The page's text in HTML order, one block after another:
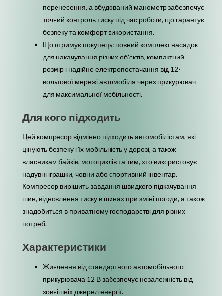
перенесення, а вбудований манометр забезпечує
точний контроль тиску під час роботи, що гарантує
безпеку та комфорт використання.
Що отримує покупець: повний комплект насадок
для накачування різних об’єктів, компактний
розмір і надійне електропостачання від 12-
вольтової мережі автомобіля через прикурювач
для максимальної мобільності.
Для кого підходить
Цей компресор відмінно підходить автомобілістам, які
цінують безпеку і їх мобільність у дорозі, а також
власникам байків, мотоциклів та тим, хто використовує
надувні іграшки, човни або спортивний інвентар.
Компресор вирішить завдання швидкого підкачування
шин, відновлення тиску в шинах при зміні погоди, а також
знадобиться в приватному господарстві для різних
потреб.
Характеристики
Живлення від стандартного автомобільного
прикурювача 12 В забезпечує незалежність від
зовнішніх джерел енергії.